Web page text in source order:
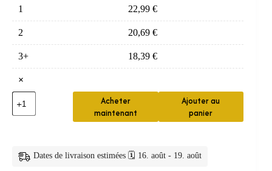
1 22,99 €
2 20,69 €
3+ 18,39 €
×
quantité
de
Brosse
Forme
Acheter
maintenant
Ajouter au
panier
Dates de livraison estimées 🗓️ 16. août - 19. août